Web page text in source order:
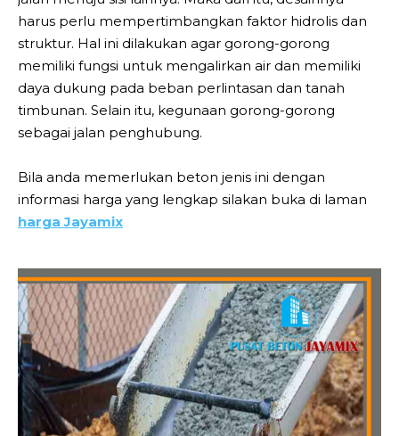
harus perlu mempertimbangkan faktor hidrolis dan
struktur. Hal ini dilakukan agar gorong-gorong
memiliki fungsi untuk mengalirkan air dan memiliki
daya dukung pada beban perlintasan dan tanah
timbunan. Selain itu, kegunaan gorong-gorong
sebagai jalan penghubung.
Bila anda memerlukan beton jenis ini dengan
informasi harga yang lengkap silakan buka di laman
harga Jayamix